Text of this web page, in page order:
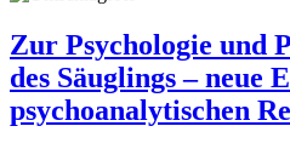
Zur Psychologie und
des Säuglings – neue
psychoanalytischen